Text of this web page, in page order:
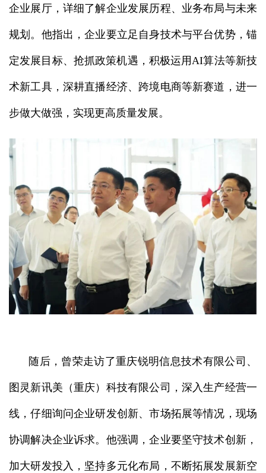
企业展厅，详细了解企业发展历程、业务布局与未来
规划。他指出，企业要立足自身技术与平台优势，锚
定发展目标、抢抓政策机遇，积极运用AI算法等新技
术新工具，深耕直播经济、跨境电商等新赛道，进一
步做大做强，实现更高质量发展。
随后，曾荣走访了重庆锐明信息技术有限公司、
图灵新讯美（重庆）科技有限公司，深入生产经营一
线，仔细询问企业研发创新、市场拓展等情况，现场
协调解决企业诉求。他强调，企业要坚守技术创新，
加大研发投入，坚持多元化布局，不断拓展发展新空